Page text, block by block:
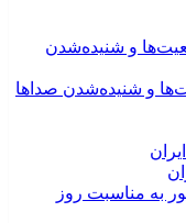
و شنیده‌شدن صداها